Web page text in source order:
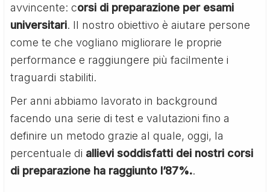
avvincente: corsi di preparazione per esami
universitari. Il nostro obiettivo è aiutare persone
come te che vogliano migliorare le proprie
performance e raggiungere più facilmente i
traguardi stabiliti.
Per anni abbiamo lavorato in background
facendo una serie di test e valutazioni fino a
definire un metodo grazie al quale, oggi, la
percentuale di allievi soddisfatti dei nostri corsi
di preparazione ha raggiunto l’87%..